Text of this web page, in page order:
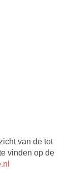
van de tot
vinden op de